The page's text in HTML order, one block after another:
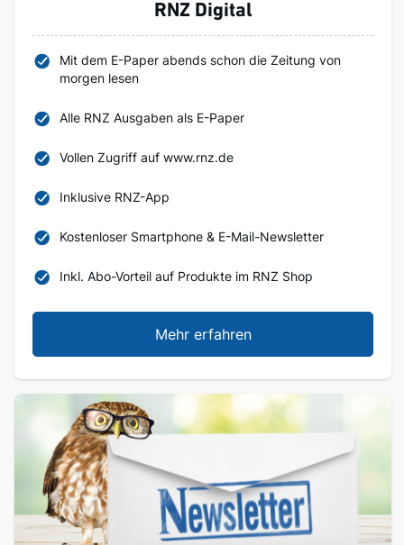
RNZ Digital
Mit dem E-Paper abends schon die Zeitung von
morgen lesen
Alle RNZ Ausgaben als E-Paper
Vollen Zugriff auf www.rnz.de
Inklusive RNZ-App
Kostenloser Smartphone & E-Mail-Newsletter
Inkl. Abo-Vorteil auf Produkte im RNZ Shop
Mehr erfahren